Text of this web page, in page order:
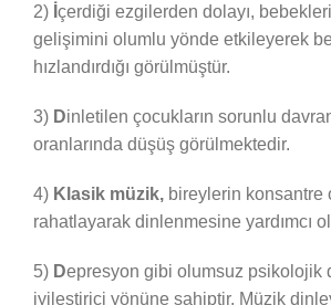
2) çerdiği ezgilerden dolayı,
gelişimini olumlu yönde etkileyerek
hızlandırdığı görülmüştür.
3) Dinletilen çocukların sorunlu
oranlarında düşüş görülmektedir.
4) Klasik müzik, bireylerin konsantre
rahatlayarak dinlenmesine yardımcı
5) Depresyon gibi olumsuz psikolojik
iyileştirici yönüne sahiptir. Müzik